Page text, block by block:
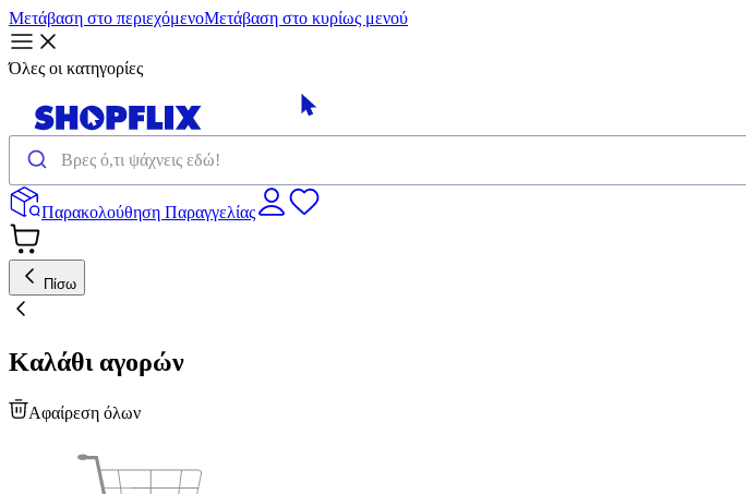
Μετάβαση στο περιεχόμενοΜετάβαση στο κυρίως μενού
Όλες οι κατηγορίες
Παρακολούθηση Παραγγελίας
Πίσω
Καλάθι αγορών
Αφαίρεση όλων